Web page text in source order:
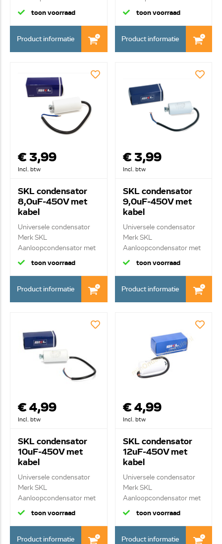
kab...
toon voorraad
Product informatie
kab...
toon voorraad
Product informatie
€ 3,99
Incl. btw
SKL condensator
8,0uF-450V met
kabel
Universele condensator
Merk SKL
Aanloopcondensator met
kab...
toon voorraad
Product informatie
€ 3,99
Incl. btw
SKL condensator
9,0uF-450V met
kabel
Universele condensator
Merk SKL
Aanloopcondensator met
kab...
toon voorraad
Product informatie
€ 4,99
Incl. btw
SKL condensator
10uF-450V met
kabel
Universele condensator
Merk SKL
Aanloopcondensator met
kab...
toon voorraad
Product informatie
€ 4,99
Incl. btw
SKL condensator
12uF-450V met
kabel
Universele condensator
Merk SKL
Aanloopcondensator met
kab...
toon voorraad
Product informatie